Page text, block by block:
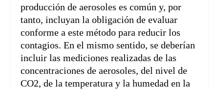
producción de aerosoles es común y, por
tanto, incluyan la obligación de evaluar
conforme a este método para reducir los
contagios. En el mismo sentido, se deberían
incluir las mediciones realizadas de las
concentraciones de aerosoles, del nivel de
CO2, de la temperatura y la humedad en la